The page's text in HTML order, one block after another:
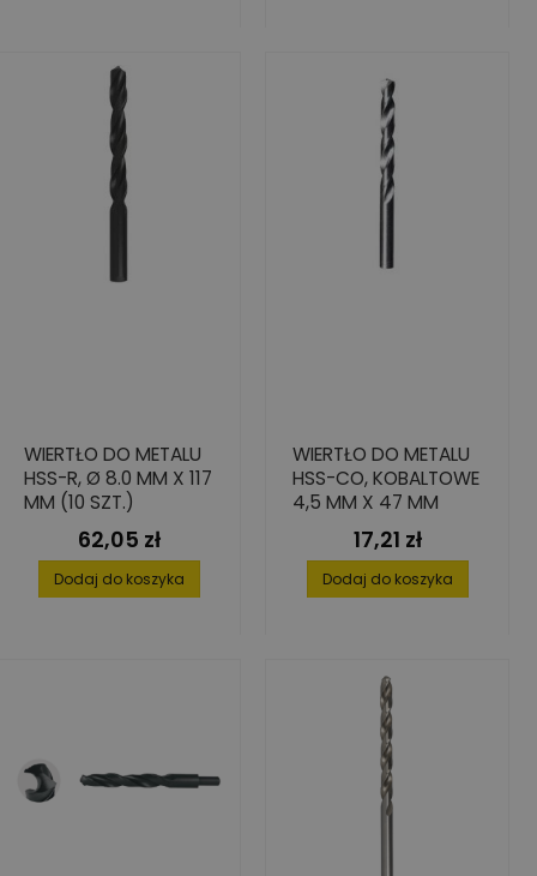
WIERTŁO DO METALU
HSS-R, Ø 8.0 MM X 117
MM (10 SZT.)
Cena
62,05 zł
Dodaj do koszyka
WIERTŁO DO METALU
HSS-CO, KOBALTOWE
4,5 MM X 47 MM
Cena
17,21 zł
Dodaj do koszyka